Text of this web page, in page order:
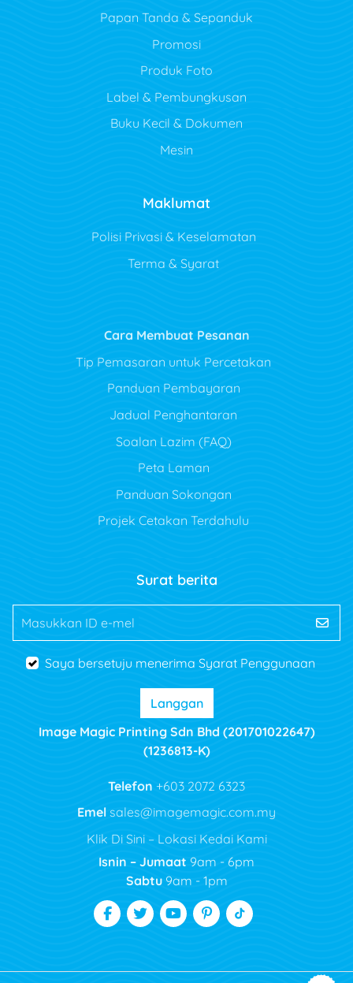
Papan Tanda & Sepanduk
Promosi
Produk Foto
Label & Pembungkusan
Buku Kecil & Dokumen
Mesin
Maklumat
Polisi Privasi & Keselamatan
Terma & Syarat
Cara Membuat Pesanan
Tip Pemasaran untuk Percetakan
Panduan Pembayaran
Jadual Penghantaran
Soalan Lazim (FAQ)
Peta Laman
Panduan Sokongan
Projek Cetakan Terdahulu
Surat berita
Masukkan ID e-mel
Saya bersetuju menerima Syarat Penggunaan
Langgan
Image Magic Printing Sdn Bhd (201701022647)
(1236813-K)
Telefon +603 2072 6323
Emel sales@imagemagic.com.my
Klik Di Sini – Lokasi Kedai Kami
Isnin – Jumaat 9am - 6pm
Sabtu9am - 1pm